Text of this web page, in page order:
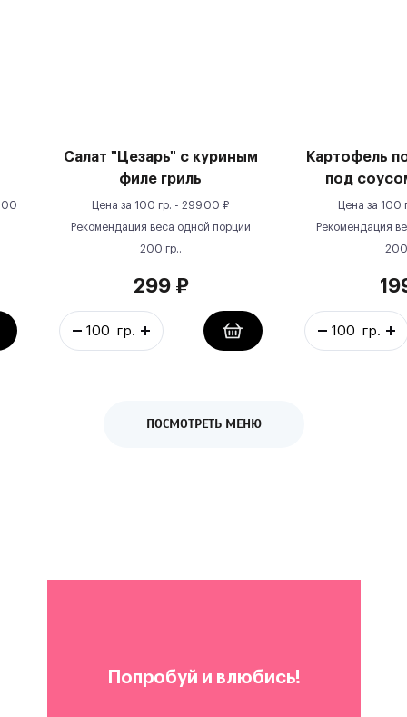
Салат "Цезарь" с куриным
филе гриль
Цена за 100 гр. - 299.00 ₽
Рекомендация веса одной порции
200 гр..
299₽
Картофель
под
Цена за 100
Рекомендация
200
ПОСМОТРЕТЬ МЕНЮ
Попробуй и влюбись!